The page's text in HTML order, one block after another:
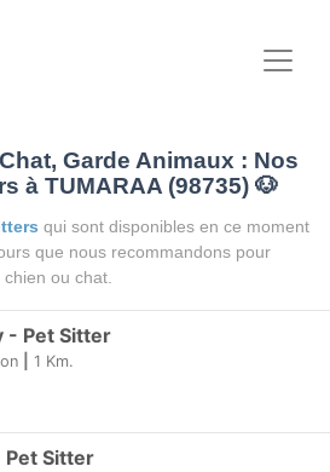
Garde Animaux : Nos
à TUMARAA (98735) 🐶
qui sont disponibles en ce moment
que nous recommandons pour
ou chat.
- Pet Sitter
1 Km.
Pet Sitter